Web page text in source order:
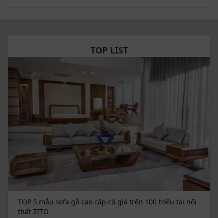
– Tùy chỉnh theo kích thước, diện tích và số lượng ghế
đi kèm: bàn ăn 6 ghế, 8 ghế, 10 ghế…;
– Chất liệu gỗ nhập khẩu, giá cả công khai minh bạch;
– Các chiết khấu về giá, quà tặng theo chương trình
khuyến mại, khách hàng thân thiết;
– Hỗ trợ mua vay trả góp lãi suất từ 0%;
– Giao hàng miễn phí nội thành. Hỗ trợ 50% phí giao
hàng toàn quốc;
TOP LIST
TOP 5 mẫu sofa gỗ cao cấp có giá trên 100 triệu tại nội
thất ZITO